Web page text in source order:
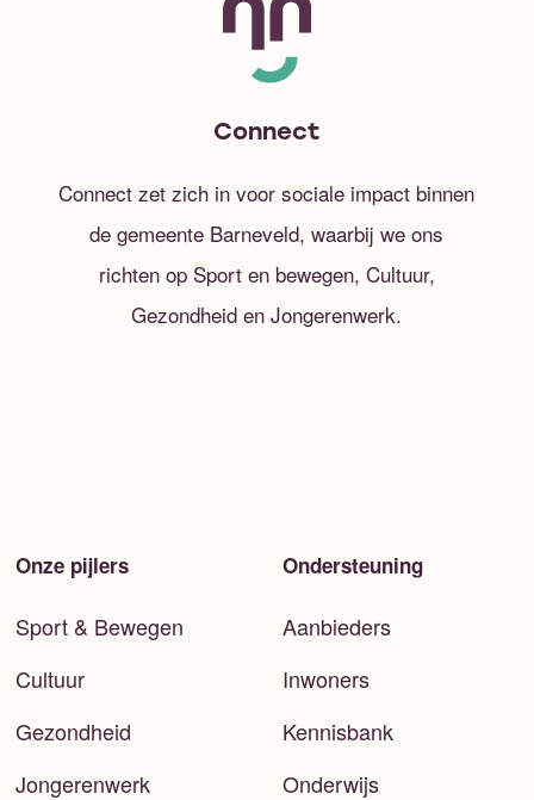
Connect
Connect zet zich in voor sociale impact binnen
de gemeente Barneveld, waarbij we ons
richten op Sport en bewegen, Cultuur,
Gezondheid en Jongerenwerk.
Onze pijlers
Sport & Bewegen
Cultuur
Gezondheid
Jongerenwerk
Ondersteuning
Aanbieders
Inwoners
Kennisbank
Onderwijs